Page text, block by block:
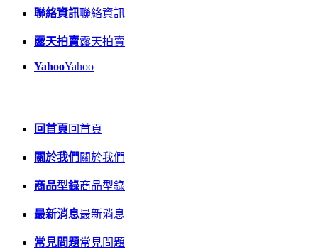
聯絡資訊聯絡資訊
露天拍賣露天拍賣
YahooYahoo
回首頁回首頁
關於我們 關於我們
商品型錄商品型錄
最新消息最新消息
常見問題常見問題